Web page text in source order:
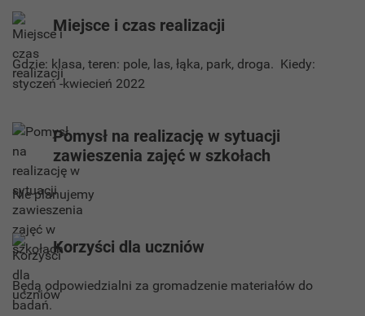
Miejsce i czas realizacji
Gdzie: klasa, teren: pole, las, łąka, park, droga. Kiedy:
styczeń -kwiecień 2022
Pomysł na realizację w sytuacji
zawieszenia zajęć w szkołach
Nie planujemy
Korzyści dla uczniów
Będą odpowiedzialni za gromadzenie materiałów do
badań.